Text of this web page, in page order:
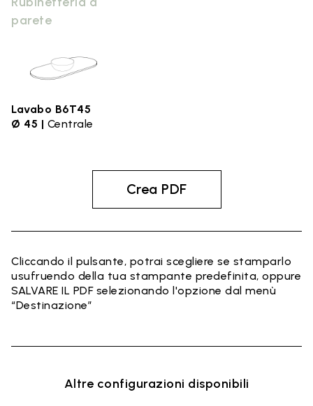
parete
Lavabo B6T45
Ø 45 | Centrale
Crea PDF
Cliccando il pulsante, potrai scegliere se stamparlo
usufruendo della tua stampante predefinita, oppure
SALVARE IL PDF selezionando l'opzione dal menù
“Destinazione”
Altre configurazioni disponibili